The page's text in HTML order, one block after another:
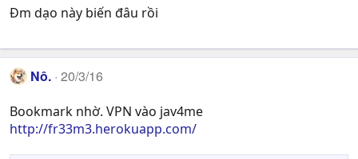
Đm dạo này biến đâu rồi
Nô. 20/3/16
Bookmark nhờ. VPN vào jav4me
http://fr33m3.herokuapp.com/